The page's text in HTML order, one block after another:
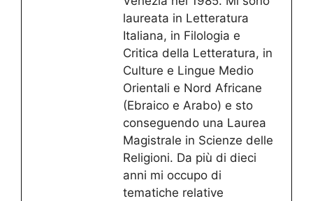
laureata in Letteratura
Italiana, in Filologia e
Critica della Letteratura, in
Culture e Lingue Medio
Orientali e Nord Africane
(Ebraico e Arabo) e sto
conseguendo una Laurea
Magistrale in Scienze delle
Religioni. Da più di dieci
anni mi occupo di
tematiche relative